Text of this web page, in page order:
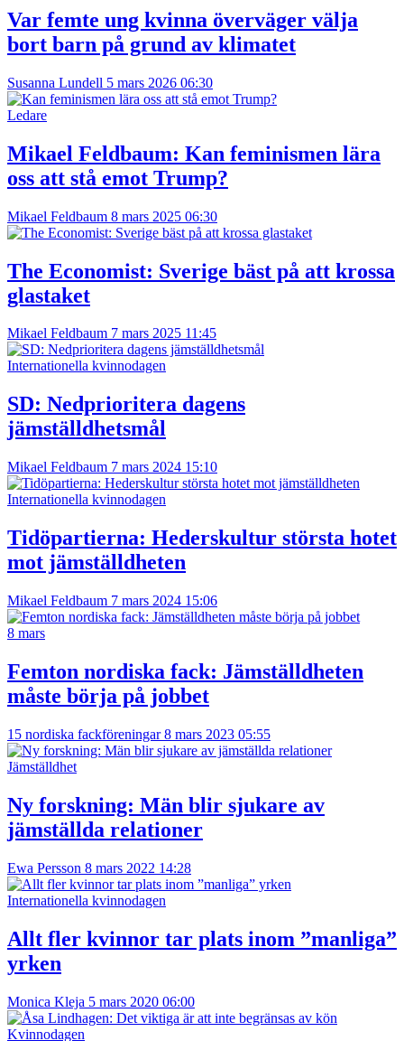
Var femte ung kvinna överväger välja
bort barn på grund av klimatet
Susanna Lundell 5 mars 2026 06:30
Ledare
Mikael Feldbaum: Kan feminismen lära
oss att stå emot Trump?
Mikael Feldbaum 8 mars 2025 06:30
The Economist: Sverige bäst på att krossa
glastaket
Mikael Feldbaum 7 mars 2025 11:45
Internationella kvinnodagen
SD: Nedprioritera dagens
jämställdhetsmål
Mikael Feldbaum 7 mars 2024 15:10
Internationella kvinnodagen
Tidöpartierna: Hederskultur största hotet
mot jämställdheten
Mikael Feldbaum 7 mars 2024 15:06
8 mars
Femton nordiska fack: Jämställdheten
måste börja på jobbet
15 nordiska fackföreningar8 mars 2023 05:55
Jämställdhet
Ny forskning: Män blir sjukare av
jämställda relationer
Ewa Persson 8 mars 2022 14:28
Internationella kvinnodagen
Allt fler kvinnor tar plats inom ”manliga”
yrken
Monica Kleja 5 mars 2020 06:00
Kvinnodagen